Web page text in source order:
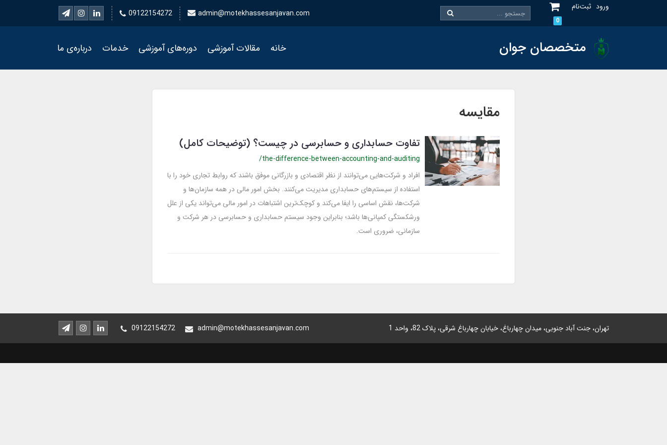
ورود ثبت‌نام
0
09122154272 admin@motekhassesanjavan.com
متخصصان جوان خانه مقالات آموزشی دوره‌های آموزشی خدمات درباره‌ی ما
مقایسه
تفاوت حسابداری و حسابرسی در چیست؟ (توضیحات کامل)
/the-difference-between-accounting-and-auditing
افراد و شرکت‌هایی می‌توانند از نظر اقتصادی و بازرگانی موفق باشند که روابط تجاری خود را با
استفاده از سیستم‌های حسابداری مدیریت می‌کنند. بخش امور مالی در همه سازمان‌ها و
شرکت‌ها، نقش اساسی را ایفا می‌کند و کوچک‌ترین اشتباهات در امور مالی می‌تواند یکی از علل
ورشکستگی کمپانی‌ها باشد؛ بنابراین وجود سیستم حسابداری و حسابرسی در هر شرکت و
سازمانی، ضروری است.
تهران، جنت آباد جنوبی، میدان چهارباغ، خیابان چهارباغ شرقی، پلاک 82، واحد 1 09122154272 admin@motekhassesanjavan.com